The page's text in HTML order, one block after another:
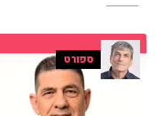
ספורט